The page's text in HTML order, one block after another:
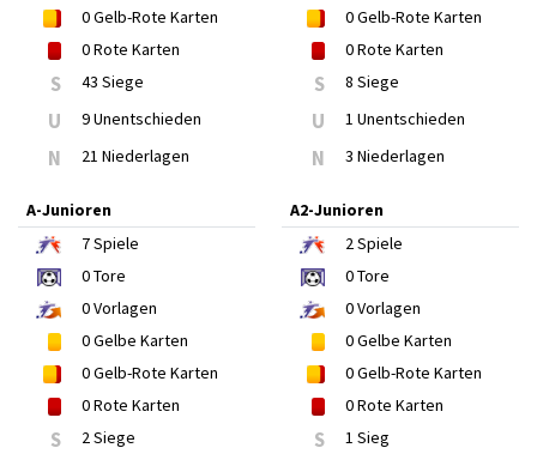
0Gelb-Rote Karten
0Rote Karten
S 43 Siege
U 9 Unentschieden
N 21 Niederlagen
0Gelb-Rote Karten
0Rote Karten
S 8 Siege
U 1 Unentschieden
N 3 Niederlagen
A-Junioren
7Spiele
0Tore
0Vorlagen
0Gelbe Karten
0Gelb-Rote Karten
0Rote Karten
S 2 Siege
A2-Junioren
2Spiele
0Tore
0Vorlagen
0Gelbe Karten
0Gelb-Rote Karten
0Rote Karten
S 1 Sieg